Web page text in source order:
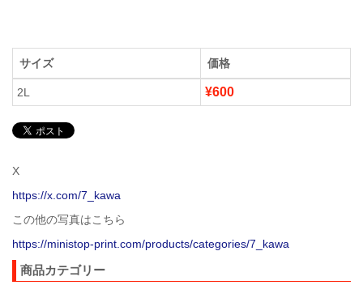
サイズ 価格
2L ¥600
X
https://x.com/7_kawa
この他の写真はこちら
https://ministop-print.com/products/categories/7_kawa
商品カテゴリー